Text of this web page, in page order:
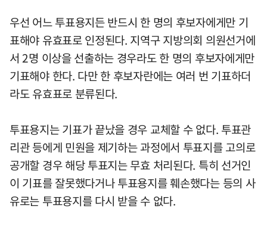
우선 어느 투표용지든 반드시 한 명의 후보자에게만 기
표해야 유효표로 인정된다. 지역구 지방의회 의원선거에
서 2명 이상을 선출하는 경우라도 한 명의 후보자에게만
기표해야 한다. 다만 한 후보자란에는 여러 번 기표하더
라도 유효표로 분류된다.
투표용지는 기표가 끝났을 경우 교체할 수 없다. 투표관
리관 등에게 민원을 제기하는 과정에서 투표지를 고의로
공개할 경우 해당 투표지는 무효 처리된다. 특히 선거인
이 기표를 잘못했다거나 투표용지를 훼손했다는 등의 사
유로는 투표용지를 다시 받을 수 없다.